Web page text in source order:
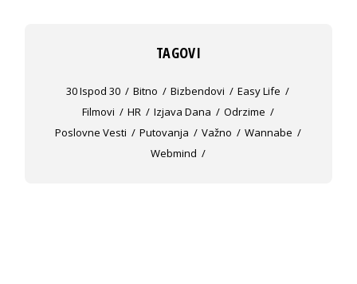
TAGOVI
30 Ispod 30 Bitno Bizbendovi
Easy Life
Filmovi
HR Izjava Dana
Odrzime
Poslovne Vesti
Putovanja Važno
Wannabe
Webmind